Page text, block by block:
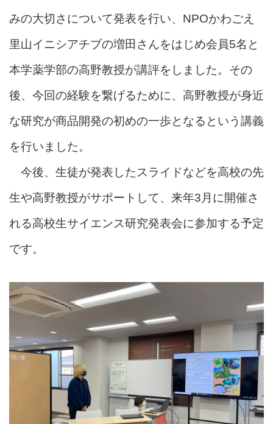
みの大切さについて発表を行い、NPOかわごえ
里山イニシアチブの増田さんをはじめ会員5名と
本学薬学部の高野教授が講評をしました。その
後、今回の経験を繋げるために、高野教授が身近
な研究が商品開発の初めの一歩となるという講義
を行いました。
今後、生徒が発表したスライドなどを高校の先
生や高野教授がサポートして、来年3月に開催さ
れる高校生サイエンス研究発表会に参加する予定
です。